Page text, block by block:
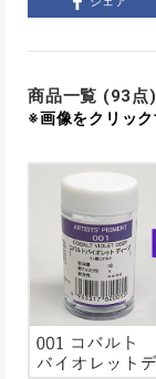
商品一覧 (93点)
※画像をクリック